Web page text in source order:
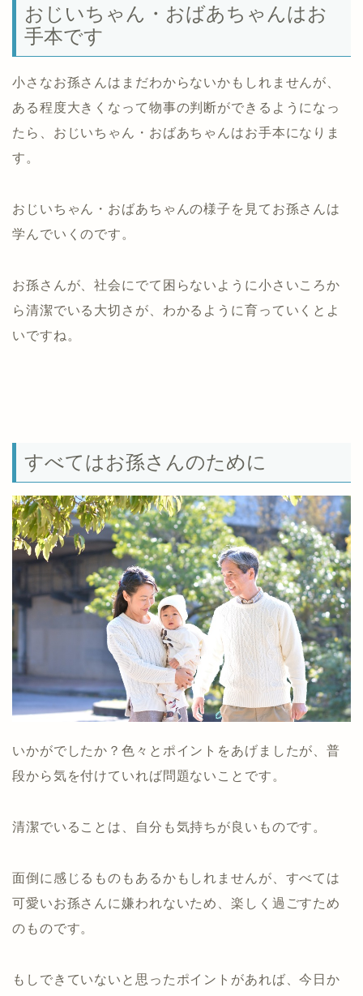
おじいちゃん・おばあちゃんはお
手本です
小さなお孫さんはまだわからないかもしれませんが、
ある程度大きくなって物事の判断ができるようになっ
たら、おじいちゃん・おばあちゃんはお手本になりま
す。
おじいちゃん・おばあちゃんの様子を見てお孫さんは
学んでいくのです。
お孫さんが、社会にでて困らないように小さいころか
ら清潔でいる大切さが、わかるように育っていくとよ
いですね。
すべてはお孫さんのために
いかがでしたか？色々とポイントをあげましたが、普
段から気を付けていれば問題ないことです。
清潔でいることは、自分も気持ちが良いものです。
面倒に感じるものもあるかもしれませんが、すべては
可愛いお孫さんに嫌われないため、楽しく過ごすため
のものです。
もしできていないと思ったポイントがあれば、今日か